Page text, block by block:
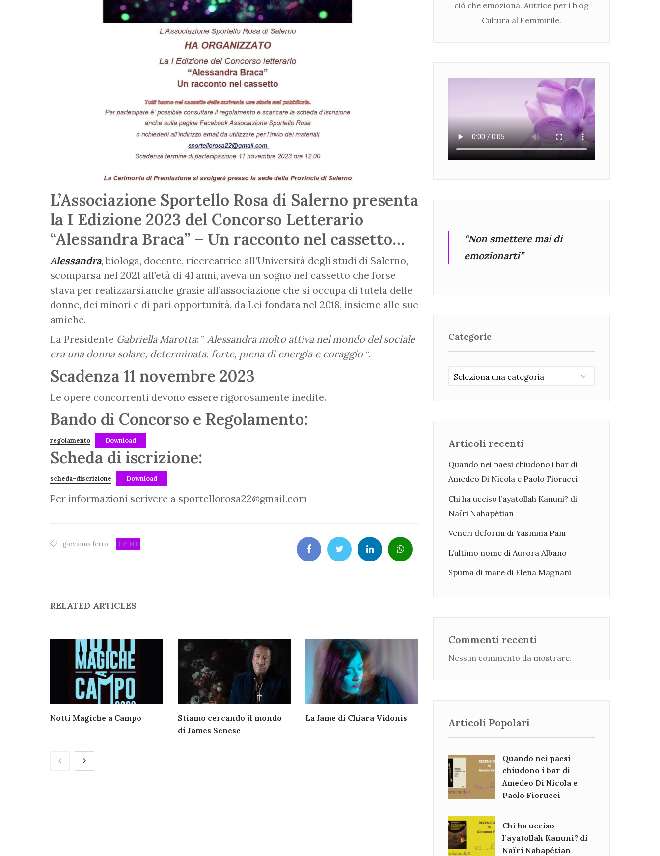
L’Associazione Sportello Rosa di Salerno presenta
la I Edizione 2023 del Concorso Letterario
“Alessandra Braca” – Un racconto nel cassetto…
Alessandra, biologa, docente, ricercatrice all’Università degli studi di Salerno,
scomparsa nel 2021 all’età di 41 anni, aveva un sogno nel cassetto che forse
stava per realizzarsi,anche grazie all’associazione che si occupa di tutela delle
donne, dei minori e di pari opportunità, da Lei fondata nel 2018, insieme alle sue
amiche.
La Presidente Gabriella Marotta: ” Alessandra molto attiva nel mondo del sociale
era una donna solare, determinata. forte, piena di energia e coraggio“.
Scadenza 11 novembre 2023
Le opere concorrenti devono essere rigorosamente inedite.
Bando di Concorso e Regolamento:
regolamento Download
Scheda di iscrizione:
scheda-discrizione Download
Per informazioni scrivere a sportellorosa22@gmail.com
giovanna ferro EVENTI
RELATED ARTICLES
Notti Magiche a Campo
Stiamo cercando il mondo
di James Senese
La fame di Chiara Vidonis
ciò che emoziona. Autrice per i blog
Cultura al Femminile.
“Non smettere mai di
emozionarti”
Categorie
Categorie
Articoli recenti
Quando nei paesi chiudono i bar di
Amedeo Di Nicola e Paolo Fiorucci
Chi ha ucciso l’ayatollah Kanuni? di
Naïri Nahapétian
Veneri deformi di Yasmina Pani
L’ultimo nome di Aurora Albano
Spuma di mare di Elena Magnani
Commenti recenti
Nessun commento da mostrare.
Articoli Popolari
Quando nei paesi
chiudono i bar di
Amedeo Di Nicola e
Paolo Fiorucci
Chi ha ucciso
l’ayatollah Kanuni? di
Naïri Nahapétian